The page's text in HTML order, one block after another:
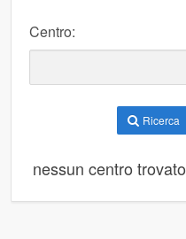
Centro:
Pulsanti
ricerca
Ricerca
nessun centro trovato